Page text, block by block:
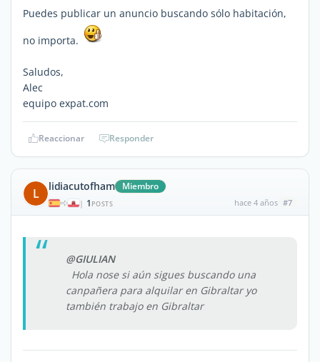
Puedes publicar un anuncio buscando sólo habitación,
no importa.
Saludos,
Alec
equipo expat.com
Reaccionar Responder
L lidiacutofham Miembro
| 1 POSTS hace 4 años #7
@GIULIAN
Hola nose si aún sigues buscando una
canpañera para alquilar en Gibraltar yo
también trabajo en Gibraltar